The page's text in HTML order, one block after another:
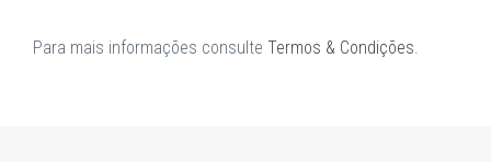
Para mais informações consulte Termos & Condições.